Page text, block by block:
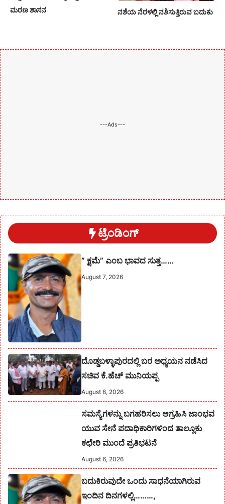
ಮರಣ ಶಾಸನ
ನಶೆಯ ನೆರಳಲ್ಲಿ ನಶಿಸುತ್ತಿರುವ ಬದುಕು
---Ads---
ಟ್ರೆಂಡಿಂಗ್
” ಕ್ಷಮೆ” ಎಂಬ ಭಾವದ ಸುತ್ತ……
August 7, 2026
ದೊಡ್ಡಬಳ್ಳಾಪುರದಲ್ಲಿ ಬರ ಅಧ್ಯಯನ ನಡೆಸಿದ
ಸಚಿವ ಕೆ.ಹೆಚ್ ಮುನಿಯಪ್ಪ
August 6, 2026
ಸಮಸ್ಯೆಗಳನ್ನು ಬಗಹರಿಸಲು ಆಗ್ರಹಿಸಿ ಜಾಂಭವ
ಯುವ ಸೇನೆ ಪದಾಧಿಕಾರಿಗಳಿಂದ ತಾಲ್ಲೂಕು
ಕಛೇರಿ ಮುಂದೆ ಪ್ರತಿಭಟನೆ
August 6, 2026
ಬದುಕಿರುವುದೇ ಒಂದು ಸಾಧನೆಯಾಗಿರುವ
ಇಂದಿನ ದಿನಗಳಲ್ಲಿ………,